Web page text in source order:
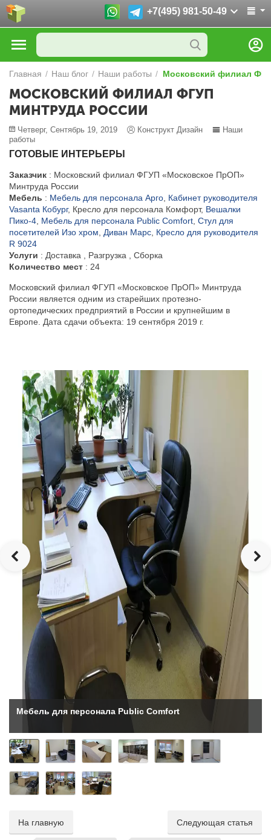
+7(495) 981-50-49
Главная / Наш блог / Наши работы / Московский филиал
МОСКОВСКИЙ ФИЛИАЛ ФГУП
МИНТРУДА РОССИИ
Четверг, Сентябрь 19, 2019 Конструкт Дизайн
Наши
работы
ГОТОВЫЕ ИНТЕРЬЕРЫ
Заказчик : Московский филиал ФГУП «Московское ПрОП»
Минтруда России
Мебель : Мебель для персонала Арго Кабинет руководителя
Vasanta Кобург, Кресло для персонала Комфорт, Вешалки
Пико-4 Мебель для персонала Public Comfort Стул для
посетителей Изо хром
Диван Марс Кресло для руководителя
R 9024
Услуги : Доставка , Разгрузка , Сборка
Количество мест : 24
Московский филиал ФГУП «Московское ПрОП» Минтруда
России является одним из старейших протезно-
ортопедических предприятий в России и крупнейшим в
Европе. Дата сдачи объекта: 19 сентября 2019 г.
Мебель для персонала Public Comfort
На главную Следующая статья